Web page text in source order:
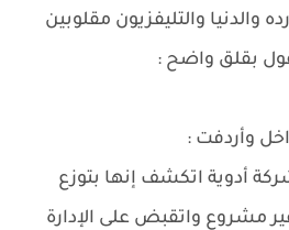
والدنيا والتليفزيون مقلوبين
بقلق واضح :
وأردفت :
في شركة أدوية اتكشف إنها بتوزع
مشروع واتقبض على الإدارة